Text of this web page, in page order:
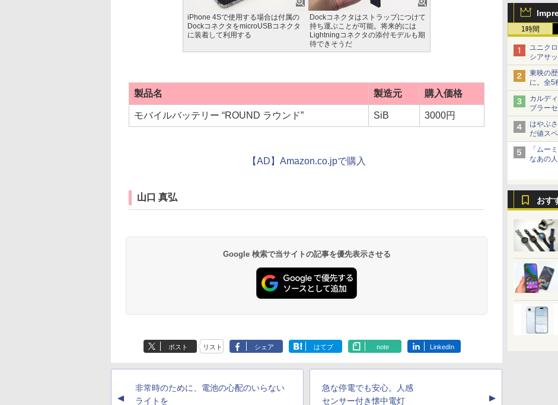
1時間
ユニク
シアサ
ショー
東映の
に。全5
カルデ
ブラー
当選無
はやぶ
だ値ス
ねっと
「ムー
なあの
おす
iPhone 4Sで使用する場合は付属の
DockコネクタをmicroUSBコネクタ
に装着して利用する
Dockコネクタはストラップにつけて
持ち運ぶことが可能。将来的には
Lightningコネクタの添付モデルも期
待できそうだ
製品名 製造元 購入価格
モバイルバッテリー “ROUND ラウンド” SiB 3000円
【AD】Amazon.co.jpで購入
山口 真弘
Google 検索で当サイトの記事を優先表示させる
ポスト リスト シェア はてブ note LinkedIn
▲
非常時のために、電池の心配のいらない
ライトを
急な停電でも安心。人感
センサー付き懐中電灯
▲